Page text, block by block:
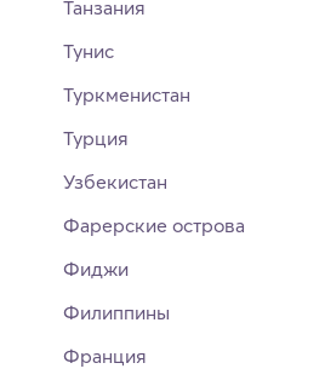
Танзания
Тунис
Туркменистан
Турция
Узбекистан
Фарерские острова
Фиджи
Филиппины
Франция